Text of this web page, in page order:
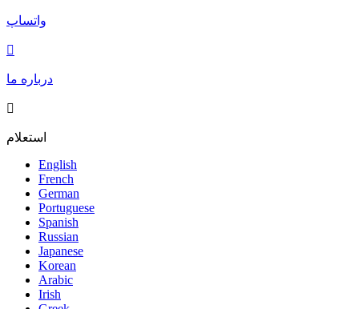
واتساپ

درباره ما

استعلام
English
French
German
Portuguese
Spanish
Russian
Japanese
Korean
Arabic
Irish